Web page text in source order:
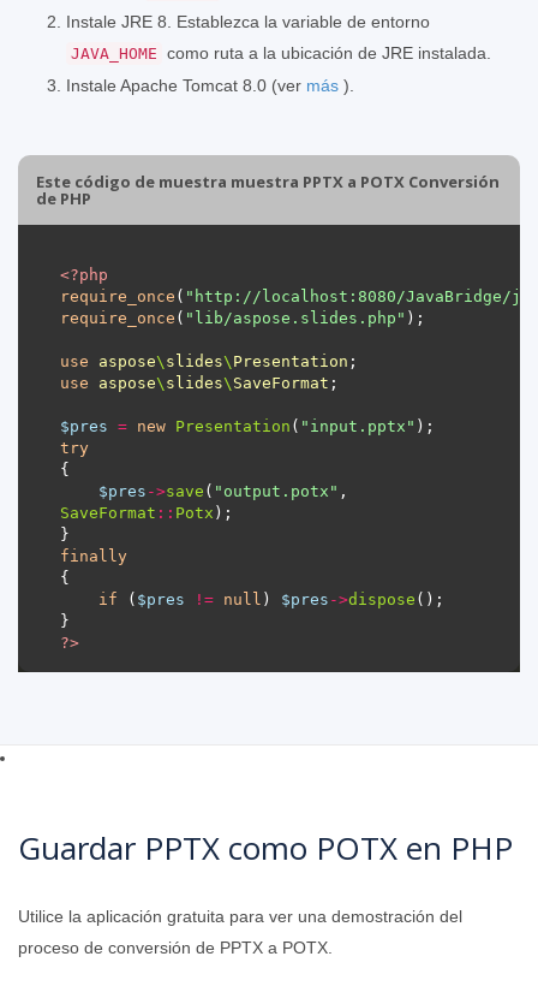
Instale JRE 8. Establezca la variable de entorno
JAVA_HOME como ruta a la ubicación de JRE instalada.
Instale Apache Tomcat 8.0 (ver más ).
Este código de muestra muestra PPTX a POTX Conversión
de PHP
<?php
require_once ( "http://localhost:8080/JavaBridge/
require_once ( "lib/aspose.slides.php"
use aspose\ slides\ Presentation
use
aspose\ slides\ SaveFormat
$pres = new Presentation ( "input.pptx"
try
$pres ->save ( "output.potx"
SaveFormat :: Potx
finally
if ( $pres != null ) $pres ->dispose
?>
Guardar PPTX como POTX en PHP
Utilice la aplicación gratuita para ver una demostración del
proceso de conversión de PPTX a POTX.